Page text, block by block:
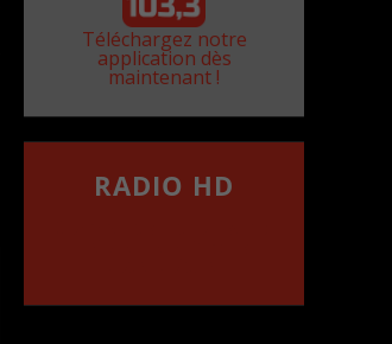
Téléchargez notre
application dès
maintenant !
RADIO HD